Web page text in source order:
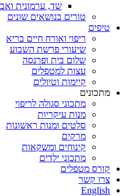
שד, ערמונית
טורים בנושאים שונים
טיפים
ריפוי ואורח חיים בריא
שיעורי פרשת השבוע
שלום בית ופרנסה
עצות למטפלים
קיימות וטיולים
מתכונים
מתכוני סגולה לריפוי
מנות עיקריות
סלטים ומנות ראשונות
מרקים
קינוחים ומשקאות
מתכוני ילדים
קורס מטפלים
צרו קשר
English